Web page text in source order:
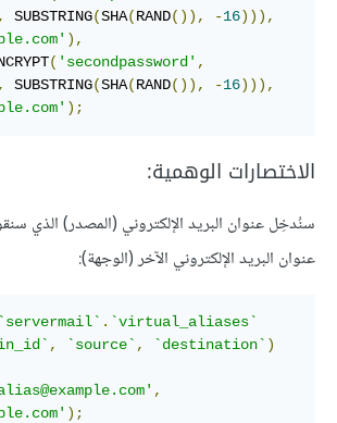
, SUBSTRING(SHA(RAND()), -16))),
),
( 'secondpassword' ,
, SUBSTRING(SHA(RAND()), -16))),
);
الاختصارات الوهمية:
سنُدخِل عنوان البريد الإلكتروني (المصدر) الذي
عنوان البريد الإلكتروني الآخر (الوجهة):
`servermail` . `virtual_aliases`
, `source` , `destination` )
,
);